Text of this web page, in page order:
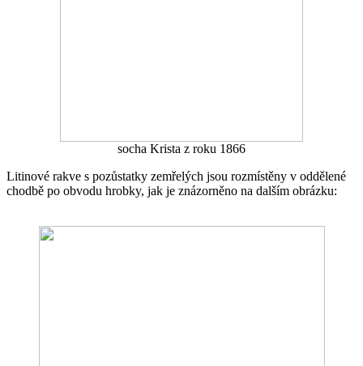
socha Krista z roku 1866
Litinové rakve s pozůstatky zemřelých jsou rozmístěny v oddělené
chodbě po obvodu hrobky, jak je znázorněno na dalším obrázku: